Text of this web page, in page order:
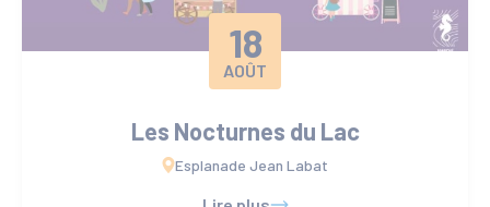
18
AOÛT
Les Nocturnes du Lac
Esplanade Jean Labat